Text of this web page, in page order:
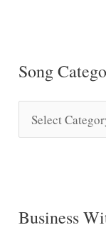
Song
o
C
Business